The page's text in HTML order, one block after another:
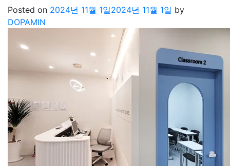
Posted on 2024년 11월 1일2024년 11월 1일 by
DOPAMIN